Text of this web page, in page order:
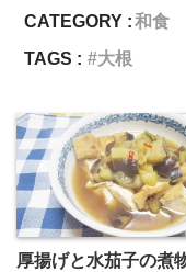
CATEGORY :和食
TAGS :
大根
厚揚げと水茄子の煮